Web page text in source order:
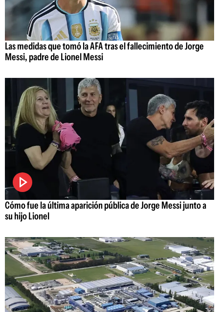
Las medidas que tomó la AFA tras el fallecimiento de Jorge
Messi, padre de Lionel Messi
Cómo fue la última aparición pública de Jorge Messi junto a
su hijo Lionel